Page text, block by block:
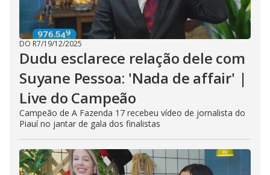
DO R7/19/12/2025
Dudu esclarece relação dele com
Suyane Pessoa: 'Nada de affair' |
Live do Campeão
Campeão de A Fazenda 17 recebeu vídeo de jornalista do
Piauí no jantar de gala dos finalistas